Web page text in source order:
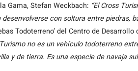
Gama, Stefan Weckbach: “El Cross
con soltura entre piedras,
Todoterreno’ del Centro de
no es un vehículo todoterreno
y de tierra. Es una especie de navaja